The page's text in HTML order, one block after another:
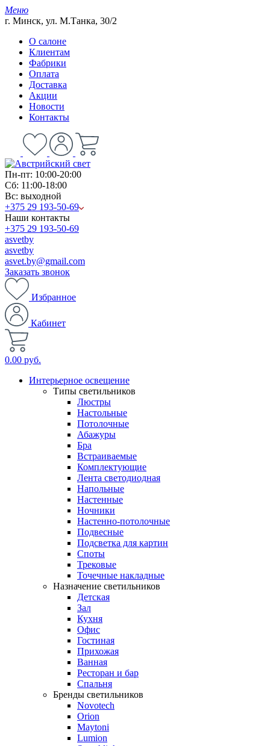
Меню
г. Минск, ул. М.Танка, 30/2
О салоне
Клиентам
Фабрики
Оплата
Доставка
Акции
Новости
Контакты
Пн-пт: 10:00-20:00
Сб: 11:00-18:00
Вс: выходной
+375 29 193-50-69
Наши контакты
+375 29 193-50-69
asvetby
asvetby
asvet.by@gmail.com
Заказать звонок
Избранное
Кабинет
0.00 руб.
Интерьерное освещение
Типы светильников
Люстры
Настольные
Потолочные
Абажуры
Бра
Встраиваемые
Комплектующие
Лента светодиодная
Напольные
Настенные
Ночники
Настенно-потолочные
Подвесные
Подсветка для картин
Споты
Трековые
Точечные накладные
Назначение светильников
Детская
Зал
Кухня
Офис
Гостиная
Прихожая
Ванная
Ресторан и бар
Спальня
Бренды светильников
Novotech
Orion
Maytoni
Lumion